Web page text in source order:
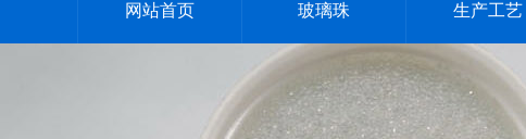
网站首页 玻璃珠 生产工艺